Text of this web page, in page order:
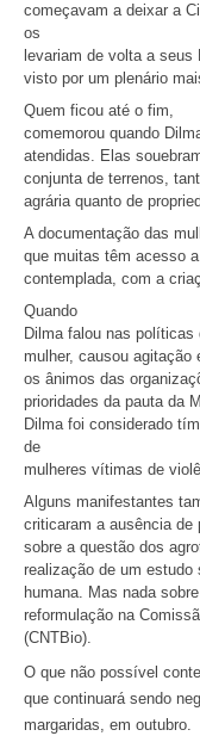
começavam a deixar a
os
levariam de volta a
visto por um plenário
Quem ficou até o fim,
comemorou quando
atendidas. Elas
conjunta de terrenos,
agrária quanto de
A documentação das
que muitas têm acesso
contemplada, com a
Quando
Dilma falou nas
mulher, causou
os ânimos das
prioridades da pauta da
Dilma foi considerado
de
mulheres vítimas de
Alguns manifestantes
criticaram a ausência de
sobre a questão dos
realização de um
humana. Mas nada
reformulação na
(CNTBio).
O que não possível
que continuará sendo
margaridas, em outubro.